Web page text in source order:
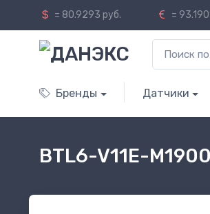
= 80.9293 руб. =
Бренды Датчики
BTL6-V11E-